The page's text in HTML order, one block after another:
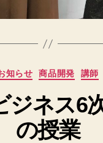
カ
ゴ
リ
ー
知らせ 商品開発 講師
ジネス6
の授業